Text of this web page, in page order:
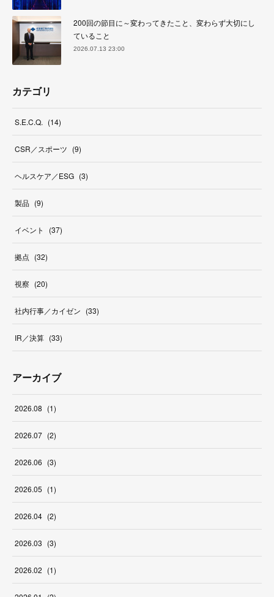
200回の節目に～変わってきたこと、変わらず大切にし
ていること
2026.07.13 23:00
カテゴリ
S.E.C.Q. (14)
CSR／スポーツ (9)
ヘルスケア／ESG (3)
製品 (9)
イベント (37)
拠点 (32)
視察 (20)
社内行事／カイゼン (33)
IR／決算 (33)
アーカイブ
2026.08 (1)
2026.07 (2)
2026.06 (3)
2026.05 (1)
2026.04 (2)
2026.03 (3)
2026.02 (1)